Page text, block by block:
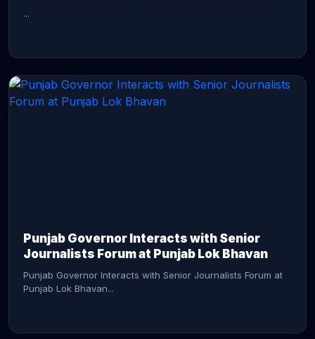
...
Punjab Governor Interacts with Senior
Journalists Forum at Punjab Lok Bhavan
Punjab Governor Interacts with Senior Journalists Forum at
Punjab Lok Bhavan...